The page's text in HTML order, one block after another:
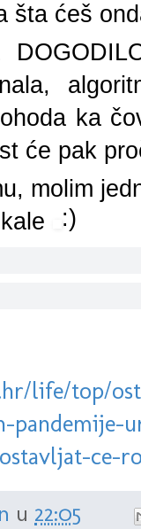
šta ćeš
ka
će pak
molim
:)
life/top/
pandemije-
ce-
u 22:05